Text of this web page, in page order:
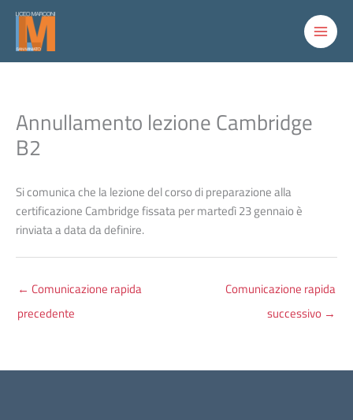
contenuto
Annullamento lezione Cambridge
B2
Si comunica che la lezione del corso di preparazione alla
certificazione Cambridge fissata per martedì 23 gennaio è
rinviata a data da definire.
← Comunicazione rapida
precedente
Comunicazione rapida
successivo →